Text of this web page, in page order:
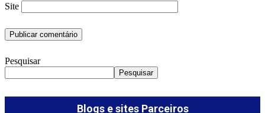
Site
Pesquisar
Pesquisar
Blogs e sites Parceiros